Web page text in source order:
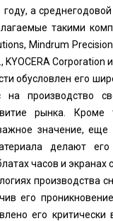
а
такими
Mindrum
KYOCERA Corporation
обусловлен его
на производство
рынка.
значение, еще
делают
часов и экранах
производства
его
его